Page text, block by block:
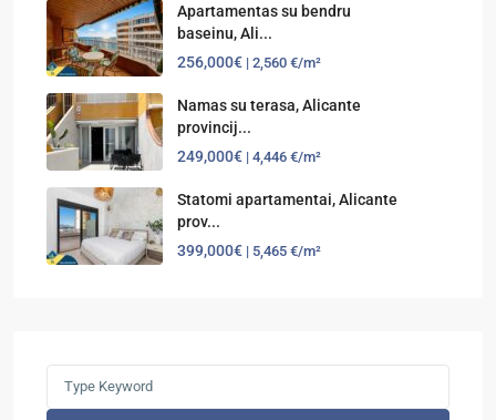
Apartamentas su bendru
baseinu, Ali...
256,000€ | 2,560 €/m²
Namas su terasa, Alicante
provincij...
249,000€ | 4,446 €/m²
Statomi apartamentai, Alicante
prov...
399,000€ | 5,465 €/m²